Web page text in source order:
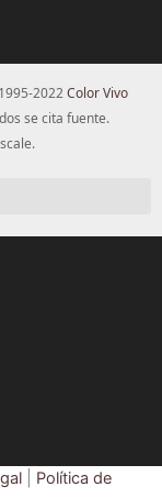
2022Color Vivo
se cita fuente.
Política de